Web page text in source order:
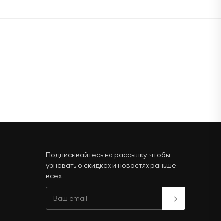
Подписывайтесь на рассылку, чтобы
узнавать о скидках и новостях раньше
всех
→